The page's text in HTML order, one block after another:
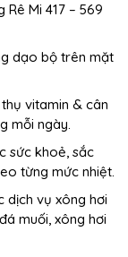
Mi 417 – 569
dạo bộ trên mặt
vitamin & cân
mỗi ngày.
sức khoẻ, sắc
từng mức nhiệt.
dịch vụ xông hơi
muối, xông hơi